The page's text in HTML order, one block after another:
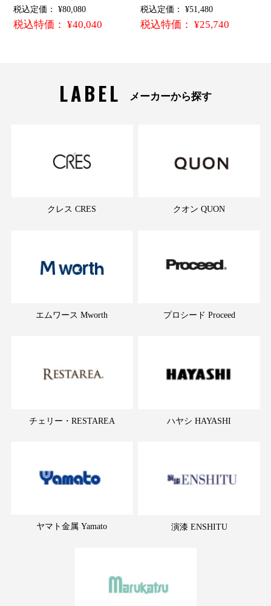
税込定価： ¥80,080
税込特価： ¥40,040
税込定価： ¥51,480
税込特価： ¥25,740
LABEL メーカーから探す
クレス CRES クオン QUON
エムワース Mworth プロシード Proceed
チェリー・RESTAREA ハヤシ HAYASHI
ヤマト金属 Yamato 演漆 ENSHITU